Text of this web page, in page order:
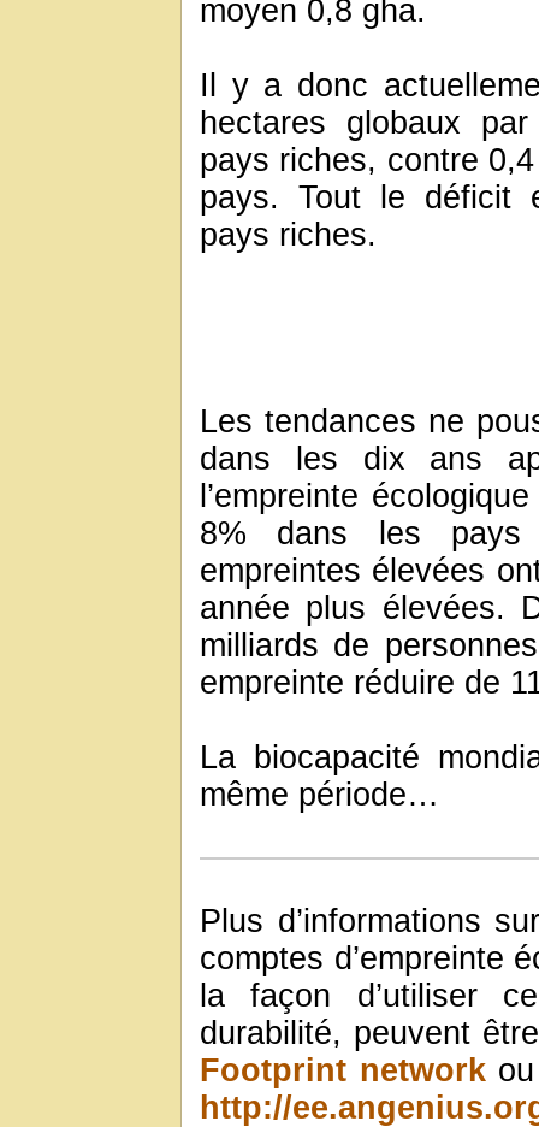
moyen 0,8 gha.
Il y a donc
hectares globaux
pays riches, contre
pays. Tout le déficit
pays riches.
Les tendances ne
dans les dix ans
l’empreinte
8% dans les pays
empreintes élevées
année plus élevées.
milliards de
empreinte réduire de
La biocapacité
même période…
Plus d’informations
comptes d’empreinte
la façon d’utiliser
durabilité, peuvent
Footprint networkou
http://